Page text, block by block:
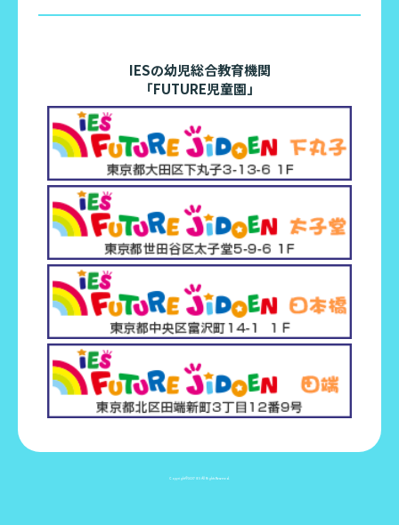
IESの幼児総合教育機関
「FUTURE児童園」
Copyright©2017 IES All Rights Reserved.